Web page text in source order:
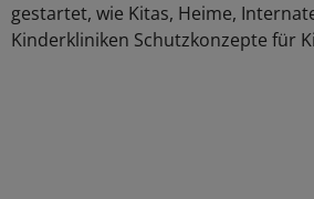
gestartet, wie Kitas, Heime,
Kinderkliniken Schutzkonzepte für